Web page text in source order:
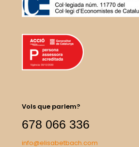
Vols que parlem?
678 066 336
info@elisabetbach.com